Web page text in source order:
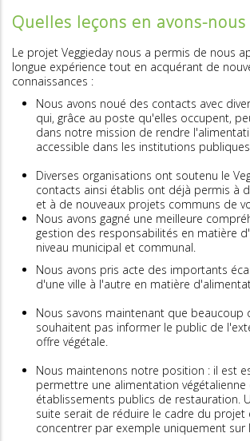
Quelles leçons en avons-
Le projet Veggieday nous a permis de nous
longue expérience tout en acquérant de
connaissances :
Nous avons noué des contacts avec
qui, grâce au poste qu'elles occupent,
dans notre mission de rendre
accessible dans les institutions publiques.
Diverses organisations ont soutenu le
contacts ainsi établis ont déjà permis à
et à de nouveaux projets communs de
Nous avons gagné une meilleure
gestion des responsabilités en matière
niveau municipal et communal.
Nous avons pris acte des importants
d'une ville à l'autre en matière
Nous savons maintenant que beaucoup
souhaitent pas informer le public de
offre végétale.
Nous maintenons notre position : il est
permettre une alimentation végétalienne
établissements publics de restauration.
suite serait de réduire le cadre du projet
concentrer par exemple uniquement sur